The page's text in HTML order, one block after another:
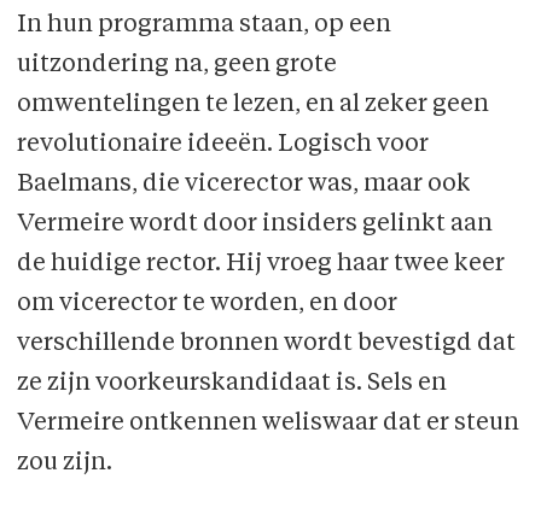
In hun programma staan, op een
uitzondering na, geen grote
omwentelingen te lezen, en al zeker geen
revolutionaire ideeën. Logisch voor
Baelmans, die vicerector was, maar ook
Vermeire wordt door insiders gelinkt aan
de huidige rector. Hij vroeg haar twee keer
om vicerector te worden, en door
verschillende bronnen wordt bevestigd dat
ze zijn voorkeurskandidaat is. Sels en
Vermeire ontkennen weliswaar dat er steun
zou zijn.